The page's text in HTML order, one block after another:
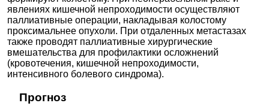
явлениях кишечной непроходимости осуществляют
паллиативные операции, накладывая колостому
проксимальнее опухоли. При отдаленных метастазах
также проводят паллиативные хирургические
вмешательства для профилактики осложнений
(кровотечения, кишечной непроходимости,
интенсивного болевого синдрома).
Прогноз